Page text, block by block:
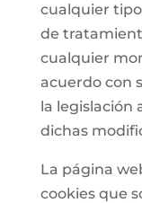
cualquier
de
cualquier
acuerdo con
la legislación
dichas
La página
cookies que